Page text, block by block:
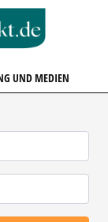
UND MEDIEN